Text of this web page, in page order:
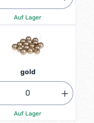
Auf Lager
gold
Auf Lager